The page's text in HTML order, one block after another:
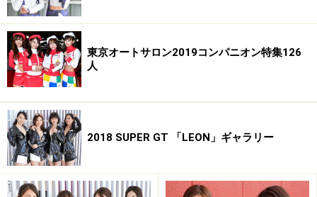
東京オートサロン2019コンパニオン特集126
人
2018 SUPER GT 「LEON」ギャラリー